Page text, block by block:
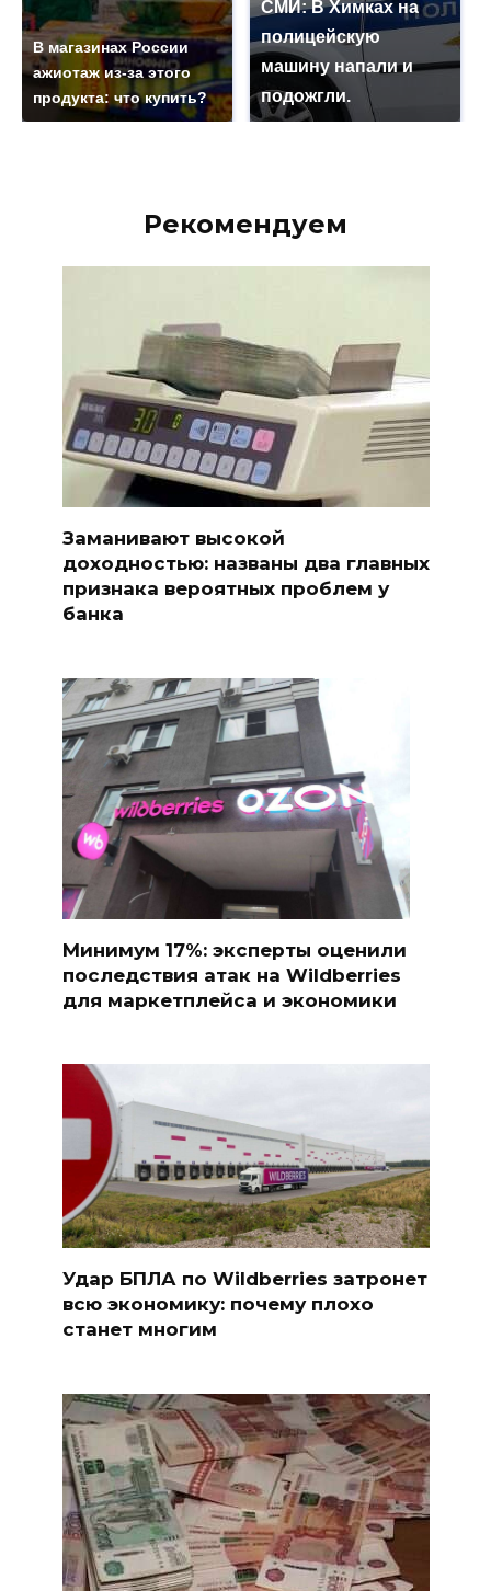
В магазинах России
ажиотаж из-за этого
продукта: что купить?
СМИ: В Химках на
полицейскую
машину напали и
подожгли.
Рекомендуем
Заманивают высокой
доходностью: названы два главных
признака вероятных проблем у
банка
Минимум 17%: эксперты оценили
последствия атак на Wildberries
для маркетплейса и экономики
Удар БПЛА по Wildberries затронет
всю экономику: почему плохо
станет многим